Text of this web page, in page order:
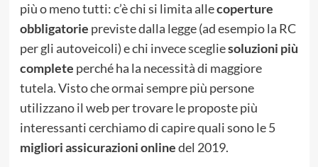
più o meno tutti: c’è chi si limita allecoperture
obbligatorie previste dalla legge (ad esempio la RC
per gli autoveicoli) e chi invece scegliesoluzioni più
complete perché ha la necessità di maggiore
tutela. Visto che ormai sempre più persone
utilizzano il web per trovare le proposte più
interessanti cerchiamo di capire quali sono le 5
migliori assicurazioni onlinedel 2019.